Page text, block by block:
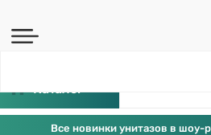
Каталог
Все новинки унитазов в шоу-